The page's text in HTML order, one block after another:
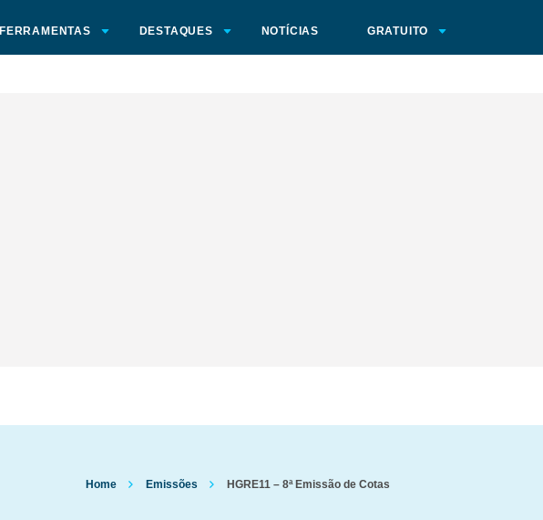
FERRAMENTAS DESTAQUES NOTÍCIAS GRATUITO
Home Emissões HGRE11 – 8ª Emissão de Cotas